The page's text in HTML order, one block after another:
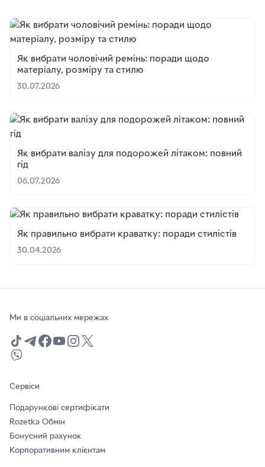
Як вибрати чоловічий ремінь: поради щодо
матеріалу, розміру та стилю
30.07.2026
Як вибрати валізу для подорожей літаком: повний
гід
06.07.2026
Як правильно вибрати краватку: поради стилістів
30.04.2026
Ми в соціальних мережах
Сервіси
Подарункові сертифікати
Rozetka Обмін
Бонусний рахунок
Корпоративним клієнтам